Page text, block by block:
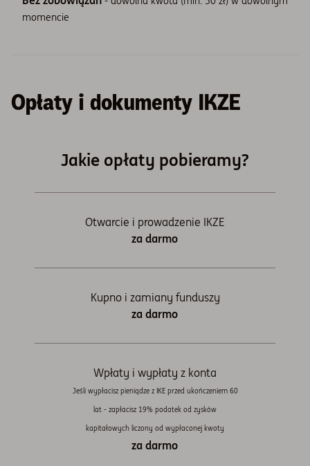
momencie
Opłaty i dokumenty IKZE
Jakie opłaty pobieramy?
Otwarcie i prowadzenie IKZE
za darmo
Kupno i zamiany funduszy
za darmo
Wpłaty i wypłaty z konta
Jeśli wypłacisz pieniądze z IKE przed ukończeniem 60
lat - zapłacisz 19% podatek od zysków
kapitałowych liczony od wypłaconej kwoty
za darmo